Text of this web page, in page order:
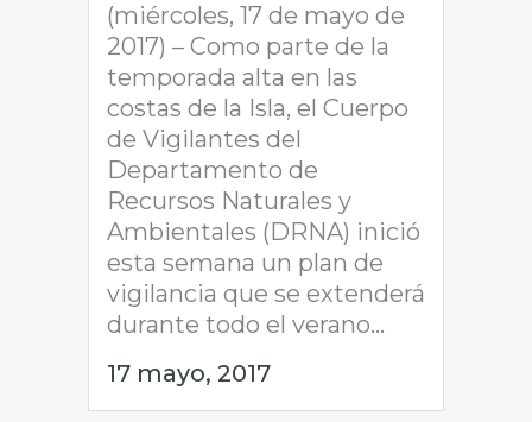
(miércoles, 17 de mayo de
2017) – Como parte de la
temporada alta en las
costas de la Isla, el Cuerpo
de Vigilantes del
Departamento de
Recursos Naturales y
Ambientales (DRNA) inició
esta semana un plan de
vigilancia que se extenderá
durante todo el verano...
17 mayo, 2017